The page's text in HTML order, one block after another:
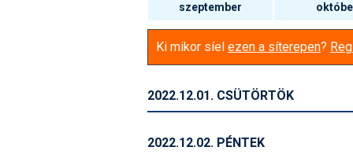
szeptember
Ki mikor síel ezen a síterepen?
2022.12.01. CSÜTÖRTÖK
2022.12.02. PÉNTEK